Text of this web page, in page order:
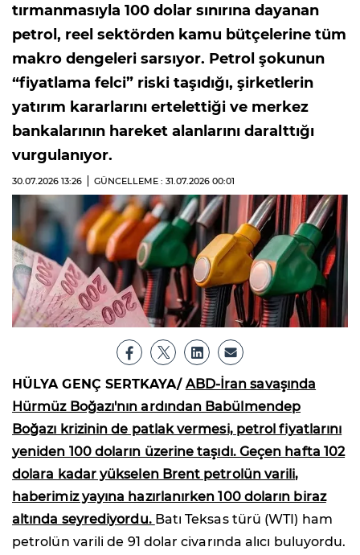
tırmanmasıyla 100 dolar sınırına dayanan
petrol, reel sektörden kamu bütçelerine tüm
makro dengeleri sarsıyor. Petrol şokunun
“fiyatlama felci” riski taşıdığı, şirketlerin
yatırım kararlarını ertelettiği ve merkez
bankalarının hareket alanlarını daralttığı
vurgulanıyor.
30.07.2026 13:26 GÜNCELLEME : 31.07.2026 00:01
HÜLYA GENÇ SERTKAYA/ ABD-İran savaşında
Hürmüz Boğazı'nın ardından Babülmendep
Boğazı krizinin de patlak vermesi, petrol fiyatlarını
yeniden 100 doların üzerine taşıdı. Geçen hafta 102
dolara kadar yükselen Brent petrolün varili,
haberimiz yayına hazırlanırken 100 doların biraz
altında seyrediyordu. Batı Teksas türü (WTI) ham
petrolün varili de 91 dolar civarında alıcı buluyordu.